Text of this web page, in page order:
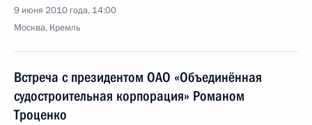
9 июня 2010 года, 14:00
Москва, Кремль
Встреча с президентом ОАО «Объединённая
судостроительная корпорация» Романом
Троценко